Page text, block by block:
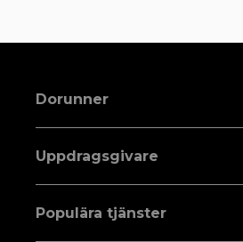
Dorunner
Uppdragsgivare
Populära tjänster